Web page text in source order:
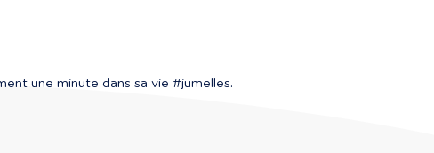
une minute dans sa vie #jumelles.